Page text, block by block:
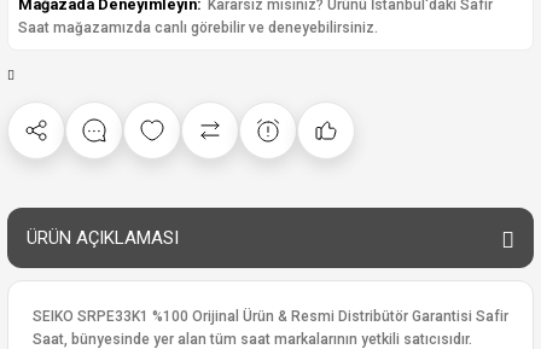
Mağazada Deneyimleyin: Kararsız mısınız? Ürünü İstanbul'daki Safir
Saat mağazamızda canlı görebilir ve deneyebilirsiniz.
ÜRÜN AÇIKLAMASI
SEIKO SRPE33K1 %100 Orijinal Ürün & Resmi Distribütör Garantisi Safir
Saat, bünyesinde yer alan tüm saat markalarının yetkili satıcısıdır.